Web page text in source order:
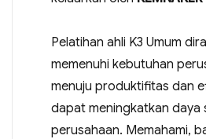
Pelatihan ahli K3 Umum
memenuhi kebutuhan
menuju produktifitas dan
dapat meningkatkan daya
perusahaan. Memahami,